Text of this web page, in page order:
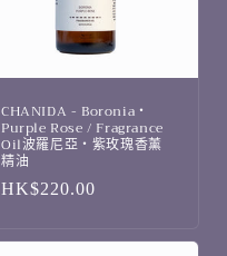
CHANIDA - Boronia・
Purple Rose / Fragrance
Oil波羅尼亞・紫玫瑰香薰
精油
定
HK$220.00